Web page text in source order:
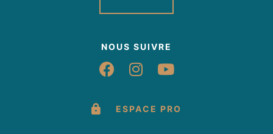
NOUS SUIVRE
Suivez-nous sur
Suivez-nous sur
Suivez-nous
ESPACE PRO